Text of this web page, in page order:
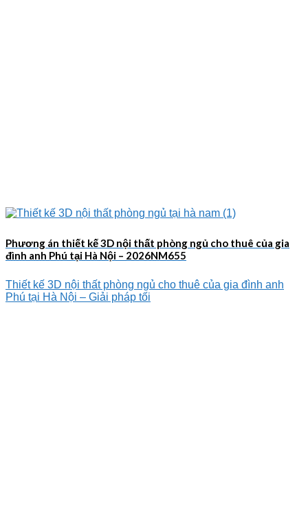
Phương án thiết kế 3D nội thất phòng ngủ cho thuê của gia
đình anh Phú tại Hà Nội – 2026NM655
Thiết kế 3D nội thất phòng ngủ cho thuê của gia đình anh
Phú tại Hà Nội – Giải pháp tối